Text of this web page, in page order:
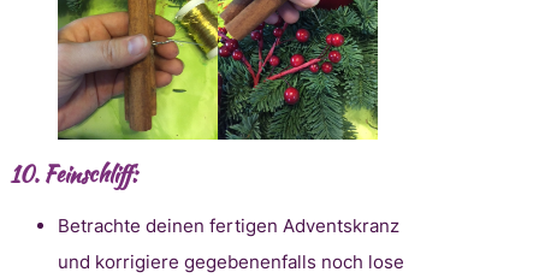
10. Feinschliff:
Betrachte deinen fertigen Adventskranz
und korrigiere gegebenenfalls noch lose